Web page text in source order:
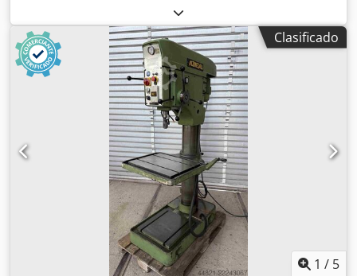
28/35 mm Cono del husillo: MK 3 Voladizo: 293 mm Csdpfx
Aszh H I Uoprerf Tamaño de la mesa: 400 x 400 mm La
mesa, montada sobre una columna redonda, es giratoria y
su altura es ajustable mediante una manivela y una
cremallera. Distancia grande entre la mesa y el eje del
taladro: 630 mm Recorrido del eje: 180 mm Velocidades de
husillo ajustables en 4 grupos: 65 - 1750 rpm Motor de
transmisión: 380 V, 0,9/1,5 kW Peso: 340 kg Espacio
necesario: 600 x 920 x 1880 mm
Clasificado
1 / 5